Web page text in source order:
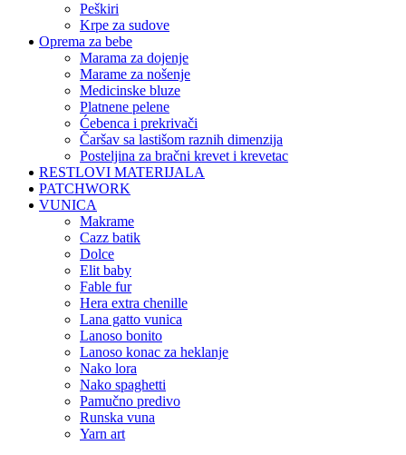
peškiri
krpe za sudove
Oprema za bebe
marama za dojenje
marame za nošenje
medicinske bluze
platnene pelene
ćebenca i prekrivači
čaršav sa lastišom raznih dimenzija
posteljina za bračni krevet i krevetac
RESTLOVI MATERIJALA
PATCHWORK
VUNICA
makrame
cazz batik
dolce
elit baby
fable fur
hera extra chenille
lana gatto vunica
lanoso bonito
lanoso konac za heklanje
nako lora
nako spaghetti
pamučno predivo
runska vuna
yarn art